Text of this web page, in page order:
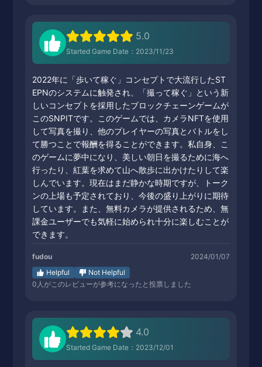
5.0
Started Game Date：2023/11/23
2022年に「歩いて稼ぐ」コンセプトで大流行したST
EPNのシステムに触発され、「撮って稼ぐ」という新
しいコンセプトを採用したブロックチェーンゲームが
このSNPITです。このゲームでは、カメラNFTを使用
して写真を撮り、他のプレイヤーの写真とバトルをし
て勝つことで報酬を得ることができます。私自身、こ
のゲームに夢中になり、美しい朝日を撮るために海へ
行ったり、紅葉を求めて山へ散歩に出かけたりして楽
しんでいます。現在はまだ静かな時期ですが、トーク
ンの上場も予定されており、今後の盛り上がりに期待
しています。また、無料カメラが提供されるため、無
課金ユーザーでも気軽に始められ十分に楽しむことが
できます。
fudou
2024/01/07
Helpful
Not Helpful
0 人がこのレビューが参考になったと投票しました
4.0
Started Game Date：2023/12/01